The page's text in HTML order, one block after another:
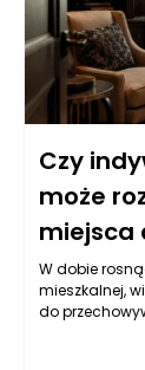
Czy
może
miejsca
W dobie
mieszkalnej,
do